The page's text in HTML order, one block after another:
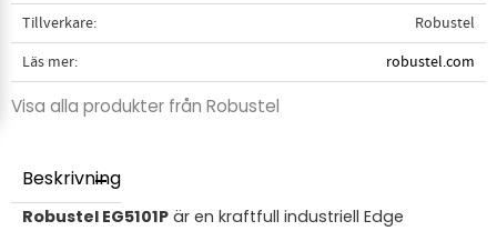
Tillverkare
Robustel
Läs mer
robustel.com
Visa alla produkter från Robustel
Beskrivning
Robustel EG5101P är en kraftfull industriell Edge